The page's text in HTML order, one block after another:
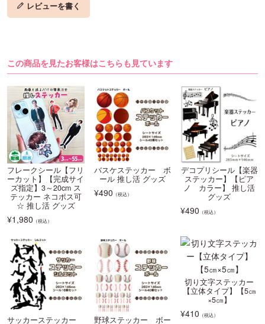
レビューを書く
この商品を見たお客様はこちらも見ています
フレークシール【フリ
ーカット】【完成サイ
ズ指定】3～20cm ス
テッカー ネコポス可
☆ 推し活 グッズ
¥1,980 （税込）
バスケステッカー ボ
ール 推し活 グッズ
¥490 （税込）
デコプリシール【楽器
ステッカー】【ピア
ノ カラー】 推し活
グッズ
¥490 （税込）
サッカーステッカー
野球ステッカー ボー
切り文字ステッカー
【立体タイプ】【5㎝
×5㎝】
¥410 （税込）